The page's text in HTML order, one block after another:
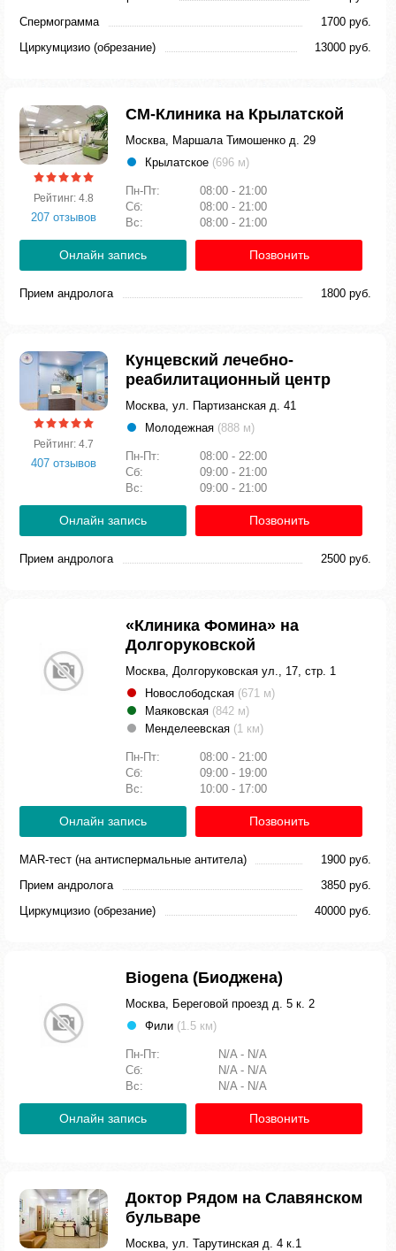
Спермограмма
1700 руб.
Циркумцизио (обрезание)
13000 руб.
Рейтинг: 4.8
207 отзывов
СМ-Клиника на Крылатской
Москва, Маршала Тимошенко д. 29
Крылатское (696 м)
Пн-Пт:
08:00 - 21:00
Сб:
08:00 - 21:00
Вс:
08:00 - 21:00
Онлайн запись Позвонить
Прием андролога 1800 руб.
Рейтинг: 4.7
407 отзывов
Кунцевский лечебно-
реабилитационный центр
Москва, ул. Партизанская д. 41
Молодежная (888 м)
Пн-Пт:
08:00 - 22:00
Сб:
09:00 - 21:00
Вс:
09:00 - 21:00
Онлайн запись Позвонить
Прием андролога 2500 руб.
«Клиника Фомина» на
Долгоруковской
Москва, Долгоруковская ул., 17, стр. 1
Новослободская (671 м)
Маяковская (842 м)
Менделеевская (1 км)
Пн-Пт:
08:00 - 21:00
Сб:
09:00 - 19:00
Вс:
10:00 - 17:00
Онлайн запись Позвонить
MAR-тест (на антиспермальные антитела)
1900 руб.
Прием андролога
3850 руб.
Циркумцизио (обрезание)
40000 руб.
Biogena (Биоджена)
Москва, Береговой проезд д. 5 к. 2
Фили (1.5 км)
Пн-Пт:
N/A - N/A
Сб:
N/A - N/A
Вс:
N/A - N/A
Онлайн запись Позвонить
Доктор Рядом на Славянском
бульваре
Москва, ул. Тарутинская д. 4 к.1